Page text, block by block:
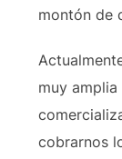
montón de
muy
cobrarnos